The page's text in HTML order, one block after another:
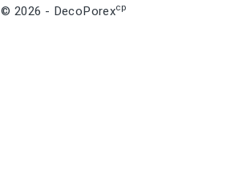
© 2026 - DecoPorexcp